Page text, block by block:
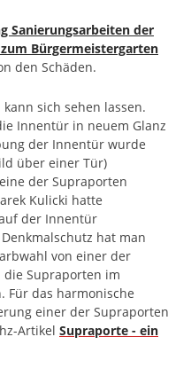
Sanierungsarbeiten der
Bürgermeistergarten
den Schäden.
sich sehen lassen.
Innentür in neuem Glanz
der Innentür wurde
über einer Tür)
der Supraporten
Kulicki hatte
der Innentür
hat man
von einer der
Supraporten im
Für das harmonische
einer der Supraporten
Artikel Supraporte - ein